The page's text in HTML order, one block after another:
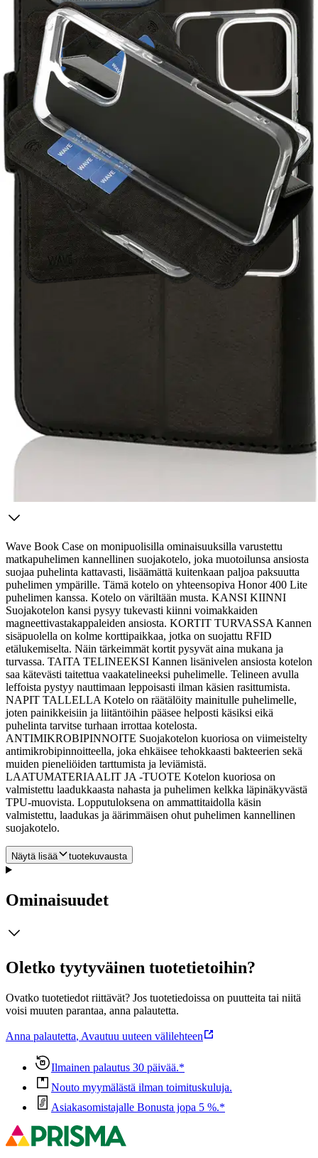
Lite, Musta
16,96 €
Asiakasomistajahinta
Hinta ilman S-Etukorttia:
Verkkokaupan hinta
Valitse toimitustapa
Nouto myymälästä
Ilmainen
Siirry valitsemaan myymälä
Kotiin tai noutopisteeseen
Alk. 0 €
Ilmainen toimitus yli 100 €:n tilauksille
Postin pakettiautomaattiin tai
palvelupisteeseen!
Etu ei koske Suuri‑lisäpalvelulla toimitettavia tuotteita.
Wave Book Case on monipuolisilla ominaisuuksilla varustettu
matkapuhelimen kannellinen suojakotelo, joka muotoilunsa ansiosta
suojaa puhelinta kattavasti, lisäämättä kuitenkaan paljoa paksuutta
puhelimen ympärille. Tämä kotelo on yhteensopiva Honor 400 Lite
puhelimen kanssa. Kotelo on väriltään musta. KANSI KIINNI
Suojakotelon kansi pysyy tukevasti kiinni voimakkaiden
magneettivastakappaleiden ansiosta. KORTIT TURVASSA Kannen
sisäpuolella on kolme korttipaikkaa, jotka on suojattu RFID
etälukemiselta. Näin tärkeimmät kortit pysyvät aina mukana ja
turvassa. TAITA TELINEEKSI Kannen lisänivelen ansiosta kotelon
saa kätevästi taitettua vaakatelineeksi puhelimelle. Telineen avulla
leffoista pystyy nauttimaan leppoisasti ilman käsien rasittumista.
NAPIT TALLELLA Kotelo on räätälöity mainitulle puhelimelle,
joten painikkeisiin ja liitäntöihin pääsee helposti käsiksi eikä
puhelinta tarvitse turhaan irrottaa kotelosta.
ANTIMIKROBIPINNOITE Suojakotelon kuoriosa on viimeistelty
antimikrobipinnoitteella, joka ehkäisee tehokkaasti bakteerien sekä
muiden pieneliöiden tarttumista ja leviämistä.
LAATUMATERIAALIT JA -TUOTE Kotelon kuoriosa on
valmistettu laadukkaasta nahasta ja puhelimen kelkka läpinäkyvästä
TPU-muovista. Lopputuloksena on ammattitaidolla käsin
valmistettu, laadukas ja äärimmäisen ohut puhelimen kannellinen
suojakotelo.
Näytä lisää tuotekuvausta
Ominaisuudet
Oletko tyytyväinen tuotetietoihin?
Ovatko tuotetiedot riittävät? Jos tuotetiedoissa on puutteita tai niitä
voisi muuten parantaa, anna palautetta.
Anna palautetta, Avautuu uuteen välilehteen
Ilmainen palautus 30 päivää.*
Nouto myymälästä ilman toimituskuluja.
Asiakasomistajalle Bonusta jopa 5 %.*